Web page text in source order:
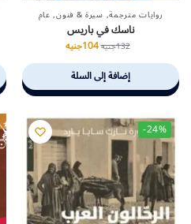
روايات مترجمة, سيرة & فنون,عام
ناسك في باريس
132جنيه104جنيه
إضافة إلى السلة
-24%